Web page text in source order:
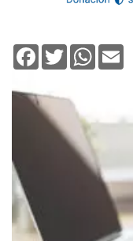
Facebook
Twitter